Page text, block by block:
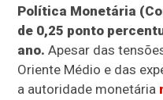
Política Monetária
de 0,25 ponto
ano. Apesar das
Oriente Médio e das
a autoridade monetária